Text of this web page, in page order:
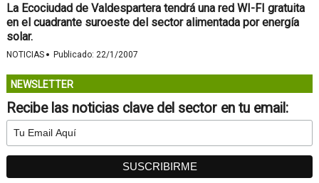
La Ecociudad de Valdespartera tendrá una red WI-FI gratuita
en el cuadrante suroeste del sector alimentada por energía
solar.
NOTICIAS · Publicado: 22/1/2007
NEWSLETTER
Recibe las noticias clave del sector en tu email: